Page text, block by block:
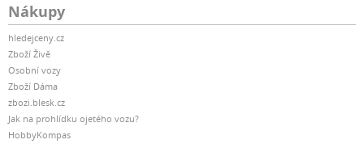
Nákupy
hledejceny.cz
Zboží Živě
Osobní vozy
Zboží Dáma
zbozi.blesk.cz
Jak na prohlídku ojetého vozu?
HobbyKompas